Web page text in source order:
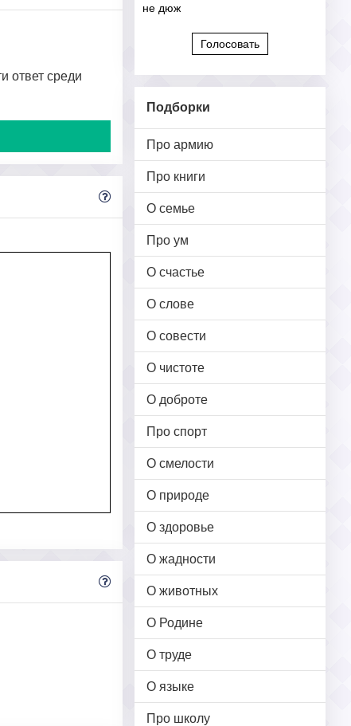
не дюж
Голосовать
Подборки
Про армию
Про книги
О семье
Про ум
О счастье
О слове
О совести
О чистоте
О доброте
Про спорт
О смелости
О природе
О здоровье
О жадности
О животных
О Родине
О труде
О языке
Про школу
ответ среди